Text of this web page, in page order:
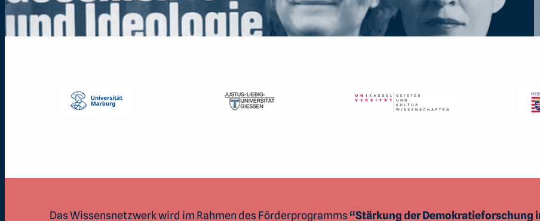
Das Wissensnetzwerk wird im Rahmen des Förderprogramms“Stärkung der Demokratieforschung